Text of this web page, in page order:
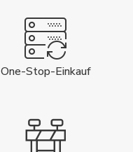
One-Stop-Einkauf